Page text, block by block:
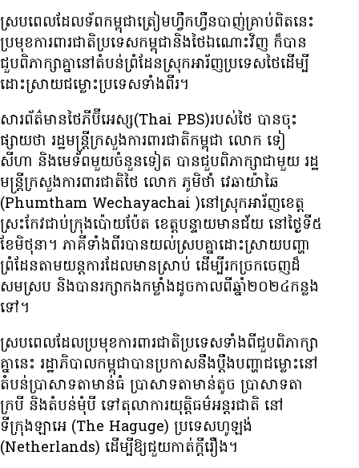
ស្របពេល​ដែល​ទ័ពកម្ពុជា​ត្រៀម​ហ្វឹកហ្វឺន​បាញ់គ្រាប់ពិត​នេះ
ប្រមុខ​ការពារជាតិ​ប្រទេស​កម្ពុជា​និង​ថៃ​ឯណោះ​វិញ ​ក៏​បាន​
ជួប​ពិភាក្សា​គ្នា​នៅតំបន់​ព្រំដែន​ស្រុក​អារ័ញ​ប្រទេស​ថៃ​ដើម្បី​
ដោះស្រាយ​ជម្លោះ​ប្រទេស​ទាំងពីរ។
សារព័ត៌មាន​ថៃ​ភីប៊ីអេស្ស(Thai PBS)របស់​ថៃ បាន​ចុះ
ផ្សាយ​ថា រដ្ឋមន្ត្រី​ក្រសួង​ការពារជាតិ​កម្ពុជា​ លោក​ ទៀ
សីហា​ និង​មេទ័ព​មួយ​ចំនួន​ទៀត​ បាន​ជួប​ពិភាក្សា​ជាមួយ​ រដ្ឋ
មន្ត្រី​ក្រសួង​ការពារ​ជាតិ​ថៃ​ លោក ភូមិថាំ​ វេឆាយ៉ាឆៃ
(Phumtham Wechayachai )​នៅ​ស្រុក​អារ័ញ​ខេត្ត​
ស្រះកែវ​ជាប់​ក្រុង​ប៉ោយប៉ែត​ ខេត្ត​បន្ទាយ​មានជ័យ​ នៅ​ថ្ងៃ​ទី​៥​
ខែ​មិថុនា។ ភាគីទាំងពីរ​បាន​យល់​ស្រប​គ្នា​ដោះស្រាយ​បញ្ហា​
ព្រំដែន​តាម​យន្តការ​ដែល​មាន​ស្រាប់​ ដើម្បី​រក​ច្រកចេញ​ដ៏​
សមស្រប​ និង​បាន​រក្សា​កងកម្លាំង​ដូច​កាល​ពី​ឆ្នាំ​២០២៤​កន្លង​
ទៅ។
ស្របពេល​ដែល​ប្រមុខ​ការពារជាតិ​ប្រទេស​ទាំងពី​ជួប​ពិភាក្សា​
គ្នា​នេះ រដ្ឋាភិបាល​កម្ពុជា​បាន​ប្រកាស​នឹង​ប្ដឹង​បញ្ហាជម្លោះ​នៅ
តំបន់​ប្រាសាទ​តាមាន់ធំ​ ប្រាសាទ​តាមាន់តូច​ ប្រាសាទតា
ក្របី​ និង​តំបន់មុំបី ទៅ​តុលាការ​យុត្តិធម៌​អន្តរជាតិ នៅ​
ទីក្រុងឡាអេ (The Haguge) ប្រទេសហូឡង់
(Netherlands) ដើម្បី​ឱ្យ​ជួយ​កាត់​ក្ដី​រឿង។